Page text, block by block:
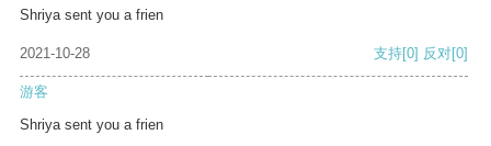
Shriya sent you a frien
2021-10-28 支持[0] 反对[0]
游客
Shriya sent you a frien